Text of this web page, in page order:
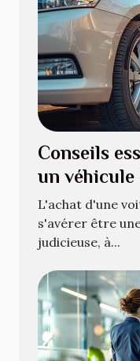
Conseils
un
L'achat d'une
s'avérer être
judicieuse, à...